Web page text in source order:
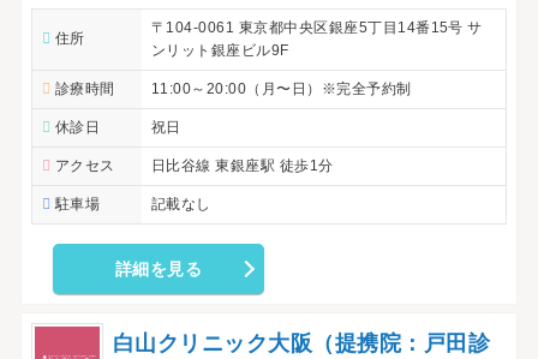
住所
〒104-0061 東京都中央区銀座5丁目14番15号 サ
ンリット銀座ビル9F
診療時間 11:00～20:00（月〜日）※完全予約制
休診日 祝日
アクセス 日比谷線 東銀座駅 徒歩1分
駐車場 記載なし
詳細を見る
白山クリニック大阪（提携院：戸田診